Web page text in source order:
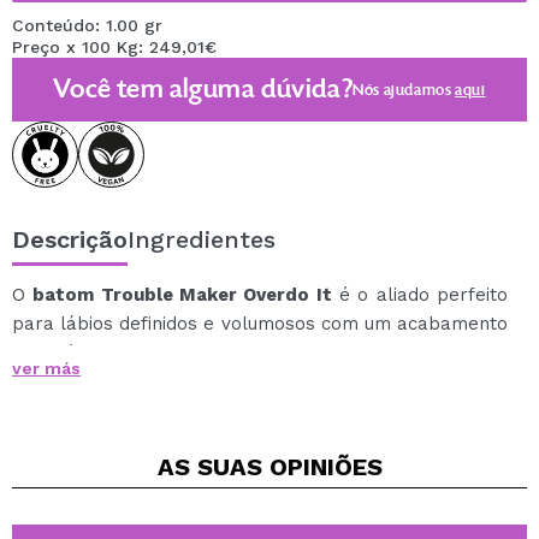
Conteúdo: 1.00 gr
Preço x 100 Kg: 249,01€
Você tem alguma dúvida?Nós ajudamosaqui
DescriçãoIngredientes
O batom Trouble Maker Overdo It é o aliado perfeito
para lábios definidos e volumosos com um acabamento
impecável.
Sua textura cremosa e suave desliza facilmente,
Você pode usá-lo sozinho para um efeito matte natural
ou batom favorito.
ver más
AS SUAS OPINIÕES